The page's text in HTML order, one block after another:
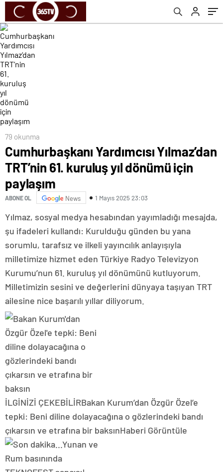
79 okunma
Cumhurbaşkanı Yardımcısı Yılmaz’dan
TRT’nin 61. kuruluş yıl dönümü için
paylaşım
ABONE OL News 1 Mayıs 2025 23:03
Yılmaz, sosyal medya hesabından yayımladığı mesajda,
şu ifadeleri kullandı: Kurulduğu günden bu yana
sorumlu, tarafsız ve ilkeli yayıncılık anlayışıyla
milletimize hizmet eden Türkiye Radyo Televizyon
Kurumu’nun 61. kuruluş yıl dönümünü kutluyorum.
Milletimizin sesini ve değerlerini dünyaya taşıyan TRT
ailesine nice başarılı yıllar diliyorum.
İLGİNİZİ ÇEKEBİLİRBakan Kurum’dan Özgür Özel’e
tepki: Beni diline dolayacağına o gözlerindeki bandı
çıkarsın ve etrafına bir baksınHaberi Görüntüle